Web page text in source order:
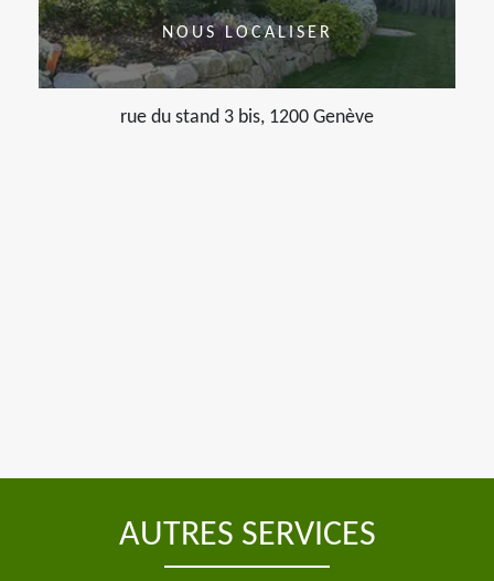
NOUS LOCALISER
rue du stand 3 bis, 1200 Genève
AUTRES SERVICES